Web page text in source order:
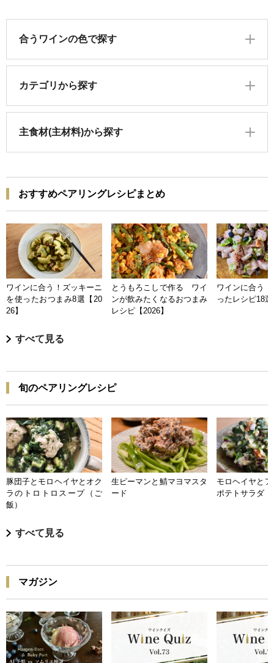
合うワインの色で探す
カテゴリから探す
主食材(主材料)から探す
おすすめペアリングレシピまとめ
ワインに合う！ズッキーニ
を使ったおつまみ8選【20
26】
とうもろこしで作る ワイ
ンが飲みたくなるおつまみ
レシピ【2026】
ワインに合う
ったレシピ18
すべて見る
旬のペアリングレシピ
豚団子とモロヘイヤとオク
ラのトロトロスープ（ご
飯）
生ピーマンと鯖マヨマスタ
ード
モロヘイヤと
ポテトサラダ
すべて見る
マガジン